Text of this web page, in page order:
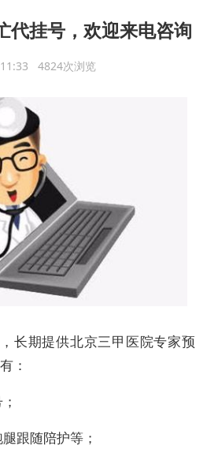
代挂号，欢迎来电咨询
4824次浏览
长期提供北京三甲医院专家预
：
跟随陪护等；